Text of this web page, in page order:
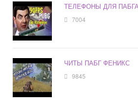
ТЕЛЕФОНЫ ДЛЯ
7004
ЧИТЫ ПАБГ ФЕНИКС
9845